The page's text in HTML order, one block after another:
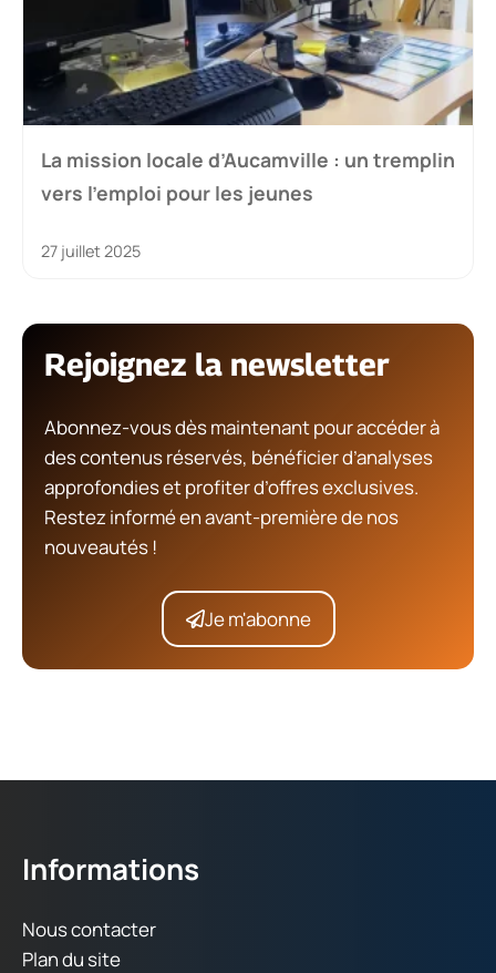
La mission locale d’Aucamville : un tremplin
vers l’emploi pour les jeunes
27 juillet 2025
Rejoignez la newsletter
Abonnez-vous dès maintenant pour accéder à
des contenus réservés, bénéficier d’analyses
approfondies et profiter d’offres exclusives.
Restez informé en avant-première de nos
nouveautés !
Je m'abonne
Informations
Nous contacter
Plan du site